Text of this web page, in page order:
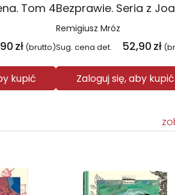
Tom 4
zł (brutto)
kupić
Remigiusz Mróz
Sug. cena det. 52,90 zł
Zaloguj się, aby kupić